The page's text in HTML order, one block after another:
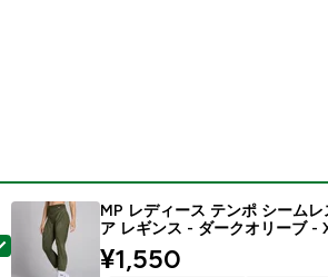
この商品を選択 - MP レディース テン
MP レディース テンポ シームレ
ア レギンス - ダークオリーブ -
discounted price
¥1,550‎